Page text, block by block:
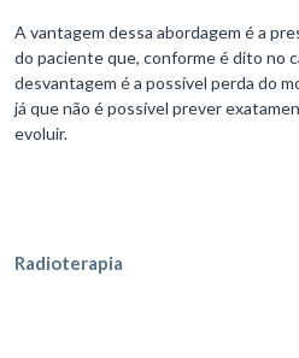
A vantagem dessa abordagem é a
do paciente que, conforme é dito no
desvantagem é a possível perda do
já que não é possível prever
evoluir.
Radioterapia